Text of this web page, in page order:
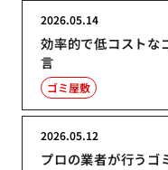
効率的で低コストな
言
2026.05.14
ゴミ屋敷
プロの業者が行うゴ
2026.05.12